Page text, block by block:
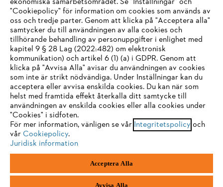
Service
Allmänna villkor och bestämmelser
Integritetspolicy
Juridisk information
Box 3062
IHR BROWSER WIRD NICHT
UNTERSTÜTZT
Sie nutzen einen Browser, den wir noch nicht unterstützen. Für
eine optimale Nutzung unserer Seite empfehlen wir Ihnen, zu
einem der folgenden Browser zu wechseln:
Firefox Chrome
"Cookiepolicy" för information om cookies som används av
oss och tredje parter. Genom att klicka på "Acceptera alla"
samtycker du till användningen av alla cookies och
tillhörande behandling av personuppgifter i enlighet med
kapitel 9 § 28 Lag (2022:482) om elektronisk
kommunikation) och artikel 6 (1) (a) i GDPR. Genom att
klicka på "Avvisa Alla" avisar du användningen av cookies
som inte är strikt nödvändiga. Under Inställningar kan du
acceptera eller avvisa enskilda cookies. Du kan när som
helst med framtida effekt återkalla ditt samtycke till
användningen av enskilda cookies eller alla cookies under
"Cookies" i sidfoten.
För mer information, vänligen se vår Integritetspolicy och
vår Cookiepolicy.
Juridisk information
Acceptera Alla
Avvisa Alla